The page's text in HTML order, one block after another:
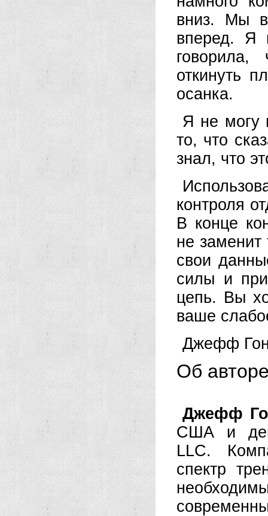
вниз. Мы
вперед. Я
откинуть
осанка.
Я не могу
то, что
знал, что
контроля
В конце
не заменит
свои
силы и
цепь. Вы
ваше
Джефф
Об
Джефф
США и
LLC.
спектр